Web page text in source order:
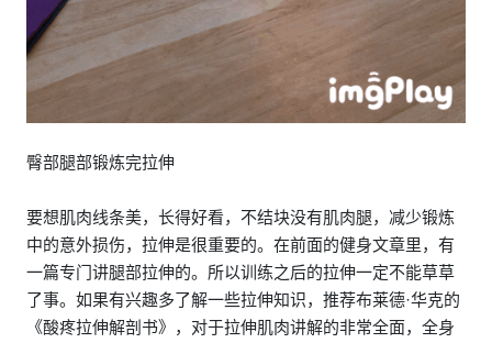
臀部腿部锻炼完拉伸
要想肌肉线条美，长得好看，不结块没有肌肉腿，减少锻炼
中的意外损伤，拉伸是很重要的。在前面的健身文章里，有
一篇专门讲腿部拉伸的。所以训练之后的拉伸一定不能草草
了事。如果有兴趣多了解一些拉伸知识，推荐布莱德·华克的
《酸疼拉伸解剖书》，对于拉伸肌肉讲解的非常全面，全身